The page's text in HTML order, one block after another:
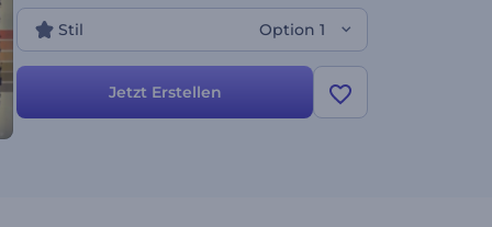
Laden Sie Ihre Dateien hoch, um diese wunderbare
Diashow nach Ihren Wünschen anzupassen. Es
lohnt sich!
Stil Option 1
Jetzt Erstellen